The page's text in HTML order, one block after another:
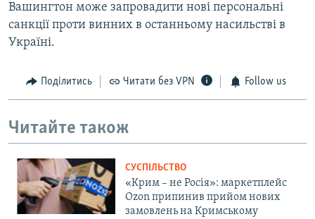
Вашингтон може запровадити нові персональні
санкції проти винних в останньому насильстві в
Україні.
Поділитись Читати без VPN Follow us
Читайте також
СУСПІЛЬСТВО
«Крим – не Росія»: маркетплейс
Ozon припинив прийом нових
замовлень на Кримському